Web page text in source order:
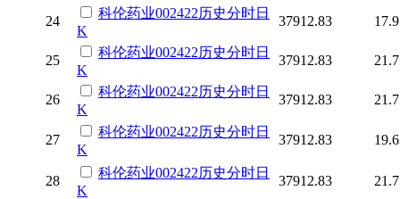
24
科伦药业002422历史分时日
K
37912.83
25
科伦药业002422历史分时日
K
37912.83
26
科伦药业002422历史分时日
K
37912.83
27
科伦药业002422历史分时日
K
37912.83
28
科伦药业002422历史分时日
K
37912.83